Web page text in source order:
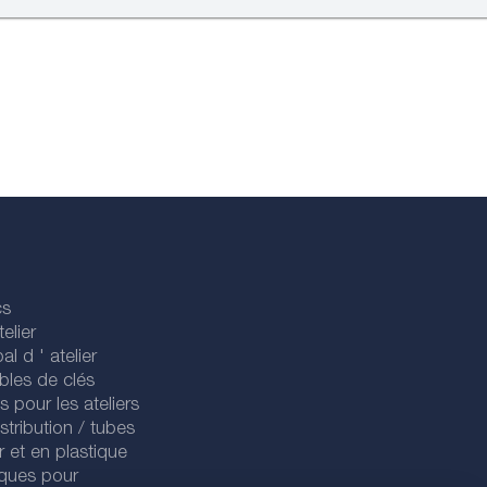
d ' atelier
de clés
pour les ateliers
/ tubes
et en plastique
pour